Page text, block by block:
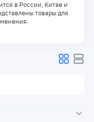
в России, Китае и
товары для